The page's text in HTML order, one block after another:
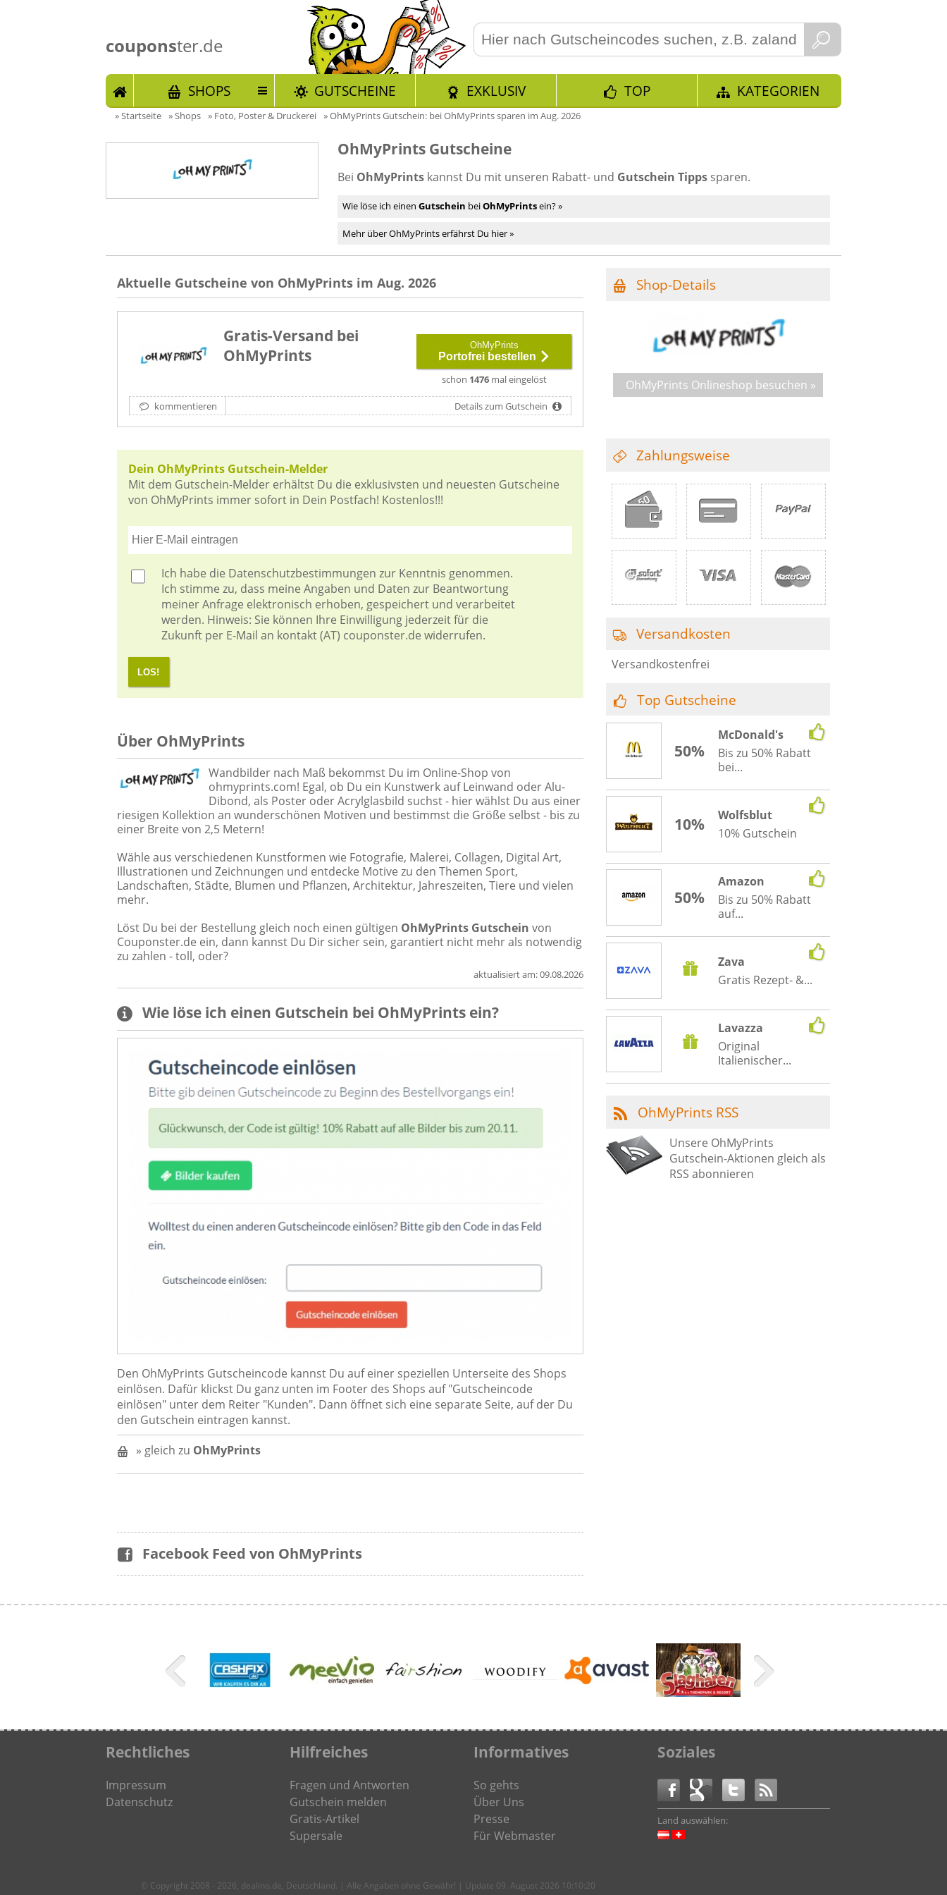
couponster.de
START SHOPS GUTSCHEINE EXKLUSIV TOP KATEGORIEN
»Startseite »Shops » Foto, Poster & Druckerei »OhMyPrints Gutschein: bei OhMyPrints sparen im Aug. 2026
OhMyPrints Gutscheine
Bei OhMyPrints kannst Du mit unseren Rabatt- und Gutschein Tipps sparen.
Wie löse ich einen Gutschein beiOhMyPrintsein? »
Mehr über OhMyPrints erfährst Du hier »
Aktuelle Gutscheine von OhMyPrints im Aug. 2026
Gratis-Versand bei
OhMyPrints
OhMyPrints
Portofrei bestellen
schon 1476mal eingelöst
kommentieren Details zum Gutschein
Dein OhMyPrints Gutschein-Melder
Mit dem Gutschein-Melder erhältst Du die exklusivsten und neuesten Gutscheine
von OhMyPrints immer sofort in Dein Postfach! Kostenlos!!!
Ich habe die Datenschutzbestimmungen zur Kenntnis genommen.
Ich stimme zu, dass meine Angaben und Daten zur Beantwortung
meiner Anfrage elektronisch erhoben, gespeichert und verarbeitet
werden. Hinweis: Sie können Ihre Einwilligung jederzeit für die
Zukunft per E-Mail an kontakt (AT) couponster.de widerrufen.
LOS!
Über OhMyPrints
Wandbilder nach Maß bekommst Du im Online-Shop von
ohmyprints.com! Egal, ob Du ein Kunstwerk auf Leinwand oder Alu-
Dibond, als Poster oder Acrylglasbild suchst - hier wählst Du aus einer
riesigen Kollektion an wunderschönen Motiven und bestimmst die Größe selbst - bis zu
einer Breite von 2,5 Metern!
Wähle aus verschiedenen Kunstformen wie Fotografie, Malerei, Collagen, Digital Art,
Illustrationen und Zeichnungen und entdecke Motive zu den Themen Sport,
Landschaften, Städte, Blumen und Pflanzen, Architektur, Jahreszeiten, Tiere und vielen
mehr.
Löst Du bei der Bestellung gleich noch einen gültigen OhMyPrints Gutschein von
Couponster.de ein, dann kannst Du Dir sicher sein, garantiert nicht mehr als notwendig
zu zahlen - toll, oder?
aktualisiert am:09.08.2026
Wie löse ich einen Gutschein bei OhMyPrints ein?
Den OhMyPrints Gutscheincode kannst Du auf einer speziellen Unterseite des Shops
einlösen. Dafür klickst Du ganz unten im Footer des Shops auf "Gutscheincode
einlösen" unter dem Reiter "Kunden". Dann öffnet sich eine separate Seite, auf der Du
den Gutschein eintragen kannst.
» gleich zu OhMyPrints
Facebook Feed von OhMyPrints
Shop-Details
OhMyPrints Onlineshop besuchen »
Zahlungsweise
Versandkosten
Versandkostenfrei
Top Gutscheine
50%
McDonald's
Bis zu 50% Rabatt
bei...
10%
Wolfsblut
10% Gutschein
50%
Amazon
Bis zu 50% Rabatt
auf...
Zava
Gratis Rezept- &...
Lavazza
Original
Italienischer...
OhMyPrints RSS
Unsere OhMyPrints
Gutschein-Aktionen gleich als
RSS abonnieren
Rechtliches
Impressum
Datenschutz
Hilfreiches
Fragen und Antworten
Gutschein melden
Gratis-Artikel
Supersale
Informatives
So gehts
Über Uns
Presse
Für Webmaster
Soziales
Land auswählen:
© Copyright 2008 - 2026, dealino.de, Deutschland. | Alle Angaben ohne Gewähr! | Update 09. August 2026 10:10:20